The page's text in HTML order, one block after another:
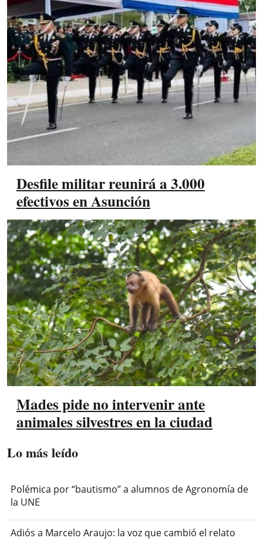
Desfile militar reunirá a 3.000
efectivos en Asunción
Mades pide no intervenir ante
animales silvestres en la ciudad
Lo más leído
Polémica por “bautismo” a alumnos de Agronomía de
la UNE
Adiós a Marcelo Araujo: la voz que cambió el relato